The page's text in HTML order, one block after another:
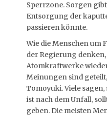
Sperrzone. Sorgen
Entsorgung der
passieren könnte.
Wie die Menschen um
der Regierung
Atomkraftwerke
Meinungen sind
Tomoyuki. Viele
ist nach dem Unfall,
geben. Die meisten